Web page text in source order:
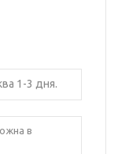
1-3 дня.
в